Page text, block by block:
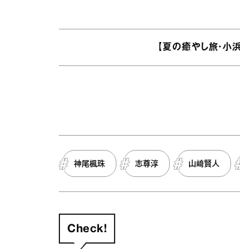
【夏の癒やし旅・
神尾楓珠 志尊淳 山﨑賢人
Check!